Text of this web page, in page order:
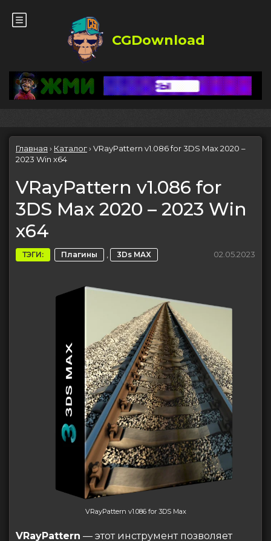
CGDownload
Главная › Каталог› VRayPattern v1.086 for 3DS Max 2020 –
2023 Win x64
VRayPattern v1.086 for
3DS Max 2020 – 2023 Win
x64
ТЭГИ: Плагины , 3Ds MAX 02.05.2023
VRayPattern v1.086 for 3DS Max
VRayPattern — этот инструмент позволяет